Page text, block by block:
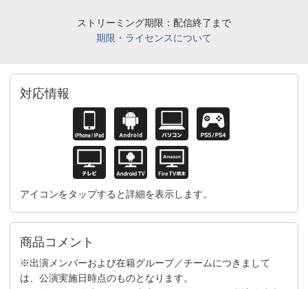
ストリーミング期限：配信終了まで
期限・ライセンスについて
対応情報
アイコンをタップすると詳細を表示します。
商品コメント
※出演メンバーおよび在籍グループ／チームにつきまして
は、公演実施日時点のものとなります。